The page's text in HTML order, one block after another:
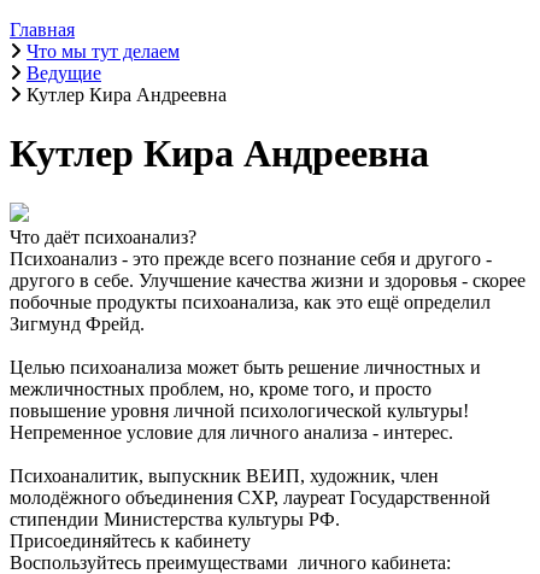
Главная
Что мы тут делаем
Ведущие
Кутлер Кира Андреевна
Кутлер Кира Андреевна
Что даёт психоанализ?
Психоанализ - это прежде всего познание себя и другого -
другого в себе. Улучшение качества жизни и здоровья - скорее
побочные продукты психоанализа, как это ещё определил
Зигмунд Фрейд.
Целью психоанализа может быть решение личностных и
межличностных проблем, но, кроме того, и просто
повышение уровня личной психологической культуры!
Непременное условие для личного анализа - интерес.
Психоаналитик, выпускник ВЕИП, художник, член
молодёжного объединения СХР, лауреат Государственной
стипендии Министерства культуры РФ.
Присоединяйтесь к кабинету
Воспользуйтесь преимуществами личного кабинета: